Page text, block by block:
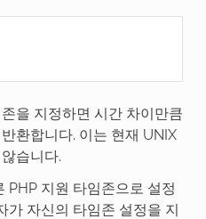
을 지정하면 시간 차이만큼
환합니다. 이는 현재 UNIX
습니다.
PHP 지원 타임존으로 설정
가 자신의 타임존 설정을 지